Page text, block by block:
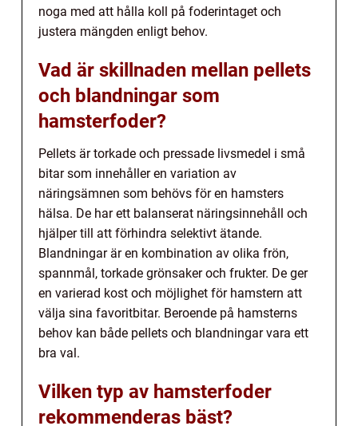
noga med att hålla koll på foderintaget och
justera mängden enligt behov.
Vad är skillnaden mellan pellets
och blandningar som
hamsterfoder?
Pellets är torkade och pressade livsmedel i små
bitar som innehåller en variation av
näringsämnen som behövs för en hamsters
hälsa. De har ett balanserat näringsinnehåll och
hjälper till att förhindra selektivt ätande.
Blandningar är en kombination av olika frön,
spannmål, torkade grönsaker och frukter. De ger
en varierad kost och möjlighet för hamstern att
välja sina favoritbitar. Beroende på hamsterns
behov kan både pellets och blandningar vara ett
bra val.
Vilken typ av hamsterfoder
rekommenderas bäst?